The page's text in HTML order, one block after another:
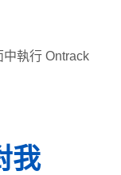
執行 Ontrack
我